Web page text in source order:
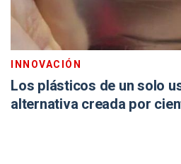
INNOVACIÓN
Los plásticos de un solo
alternativa creada por